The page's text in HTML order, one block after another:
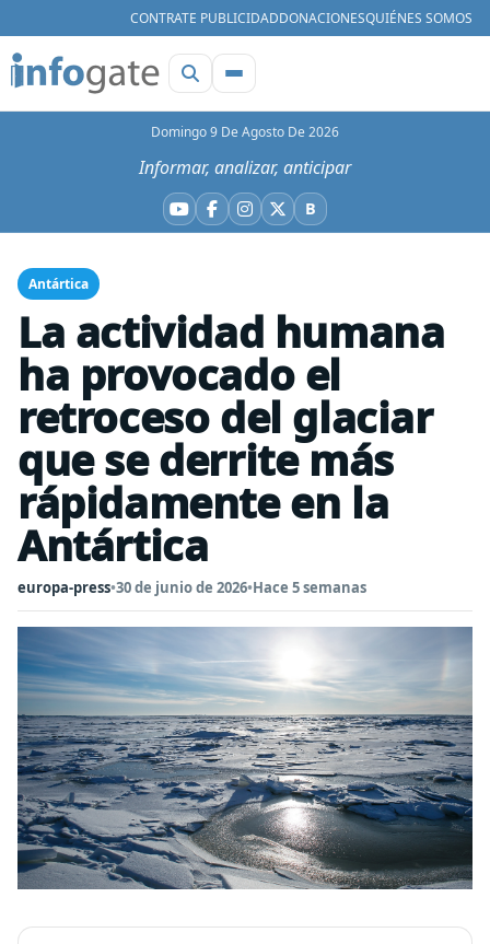
CONTRATE PUBLICIDADDONACIONESQUIÉNES SOMOS
Domingo 9 De Agosto De 2026
Informar, analizar, anticipar
YouTube
Facebook
Instagram
X BBluesky
Antártica
La actividad humana
ha provocado el
retroceso del glaciar
que se derrite más
rápidamente en la
Antártica
europa-press•30 de junio de 2026•Hace 5 semanas